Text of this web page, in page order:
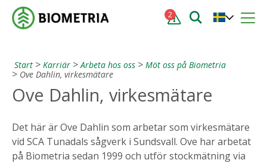
2
Start Karriär Arbeta hos oss
Möt oss på Biometria
Ove Dahlin, virkesmätare
Ove Dahlin, virkesmätare
Det här är Ove Dahlin som arbetar som virkesmätare
vid SCA Tunadals sågverk i Sundsvall. Ove har arbetat
på Biometria sedan 1999 och utför stockmätning via